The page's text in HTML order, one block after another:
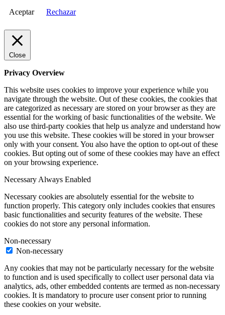
Aceptar Rechazar
Close
Privacy Overview
This website uses cookies to improve your experience while you
navigate through the website. Out of these cookies, the cookies that
are categorized as necessary are stored on your browser as they are
essential for the working of basic functionalities of the website. We
also use third-party cookies that help us analyze and understand how
you use this website. These cookies will be stored in your browser
only with your consent. You also have the option to opt-out of these
cookies. But opting out of some of these cookies may have an effect
on your browsing experience.
Necessary Always Enabled
Necessary cookies are absolutely essential for the website to
function properly. This category only includes cookies that ensures
basic functionalities and security features of the website. These
cookies do not store any personal information.
Non-necessary
Non-necessary
Any cookies that may not be particularly necessary for the website
to function and is used specifically to collect user personal data via
analytics, ads, other embedded contents are termed as non-necessary
cookies. It is mandatory to procure user consent prior to running
these cookies on your website.